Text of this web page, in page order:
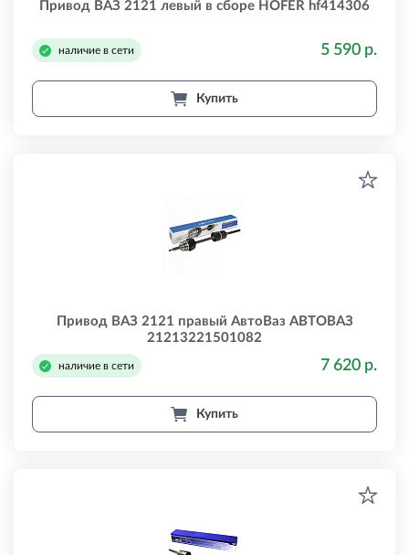
Привод ВАЗ 2121 левый в сборе HOFER hf414306
наличие в сети 5 590 р.
Купить
Привод ВАЗ 2121 правый АвтоВаз АВТОВАЗ
21213221501082
наличие в сети 7 620 р.
Купить